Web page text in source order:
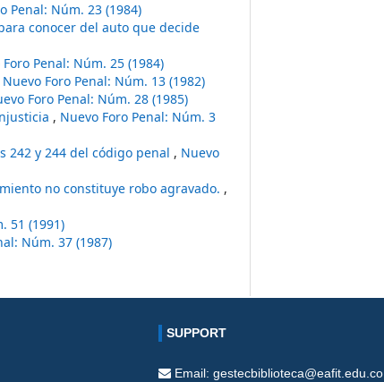
Penal: Núm. 23 (1984)
conocer del auto que decide
Penal: Núm. 25 (1984)
Nuevo Foro Penal: Núm. 13 (1982)
Foro Penal: Núm. 28 (1985)
, Nuevo Foro Penal: Núm. 3
242 y 244 del código penal , Nuevo
no constituye robo agravado. ,
51 (1991)
Núm. 37 (1987)
SUPPORT
Email: gestecbiblioteca@eafit.edu.co